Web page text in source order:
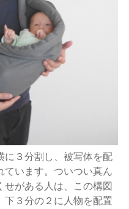
に３分割し、被写体を配
ています。ついつい真ん
せがある人は、この構図
下３分の２に人物を配置